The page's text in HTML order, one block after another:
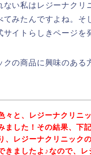
ない私はレジーナクリ
みたんですよね。そ
サイトらしきページを
の商品に興味のある
々と、レジーナクリニ
ました！その結果、下
、レジーナクリニック
きましたよ♪なので、